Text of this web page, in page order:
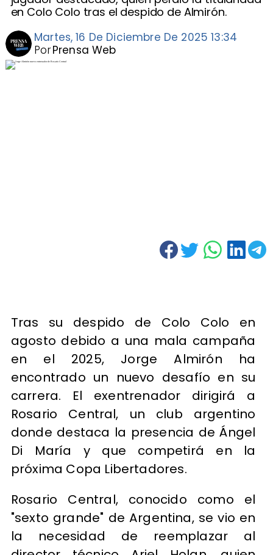
en Colo Colo tras el despido de Almirón.
Martes, 16 De Diciembre De 2025 13:34
Prensa Web
Por
Tras su despido de Colo Colo en
agosto debido a una mala campaña
en el 2025, Jorge Almirón ha
encontrado un nuevo desafío en su
carrera. El exentrenador dirigirá a
Rosario Central, un club argentino
donde destaca la presencia de Ángel
Di María y que competirá en la
próxima Copa Libertadores.
Rosario Central, conocido como el
"sexto grande" de Argentina, se vio en
la necesidad de reemplazar al